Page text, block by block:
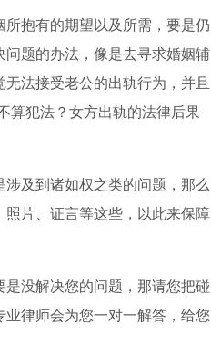
抱有的期望以及所需，要是仍
问题的办法，像是去寻求婚姻辅
法接受老公的出轨行为，并且
算犯法？女方出轨的法律后果
及到诸如权之类的问题，那么
片、证言等这些，以此来保障
没解决您的问题，那请您把碰
律师会为您一对一解答，给您